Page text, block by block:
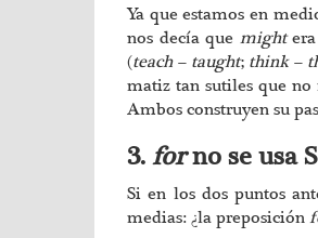
Ya que estamos en
nos decía que mightera
(teach – taught;think –
matiz tan sutiles que
Ambos construyen su
3.forno se usa
Si en los dos puntos
medias: ¿la preposición